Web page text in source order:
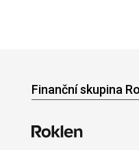
Finanční skupina